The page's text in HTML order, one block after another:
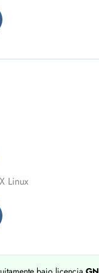
Linux